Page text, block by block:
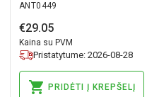
Antenna
ANT0449
€29.05
Kaina su PVM
Pristatytume: 2026-08-28
PRIDĖTI Į KREPŠELĮ